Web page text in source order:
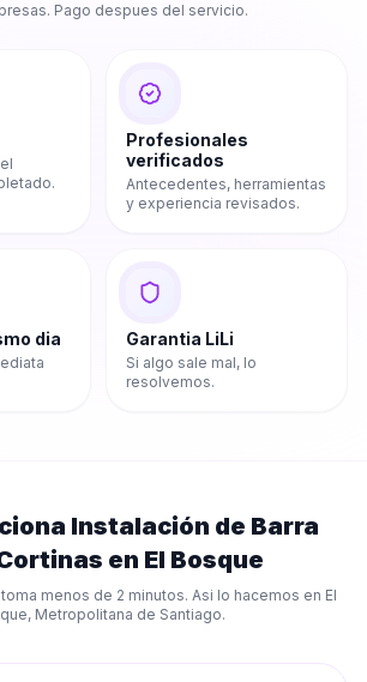
Pago despues del servicio.
Profesionales
verificados
Antecedentes, herramientas
y experiencia revisados.
dia Garantia LiLi
Si algo sale mal, lo
resolvemos.
Instalación de Barra
en El Bosque
menos de 2 minutos. Asi lo hacemos en El
, Metropolitana de Santiago.